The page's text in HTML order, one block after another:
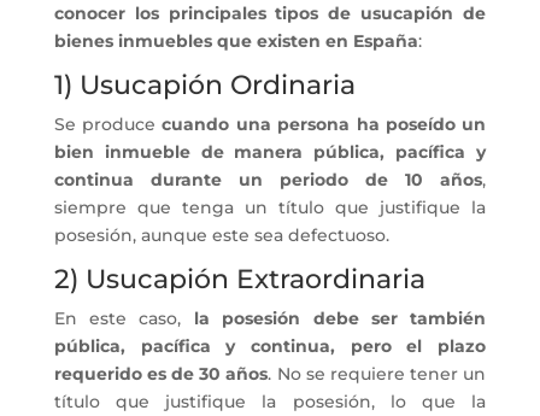
conocer los principales tipos de usucapión de
bienes inmuebles que existen en España:
1) Usucapión Ordinaria
Se producecuando una persona ha poseído un
bien inmueble de manera pública, pacífica y
continua durante un periodo de 10 años,
siempre que tenga un título que justifique la
posesión, aunque este sea defectuoso.
2) Usucapión Extraordinaria
En este caso, la posesión debe ser también
pública, pacífica y continua, pero el plazo
requerido es de 30 años. No se requiere tener un
título que justifique la posesión, lo que la